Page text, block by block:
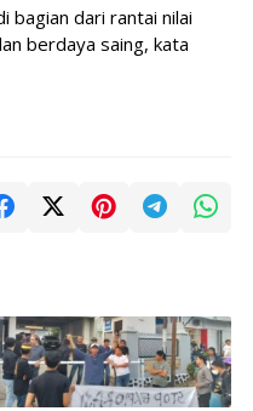
bagian dari rantai nilai
berdaya saing, kata